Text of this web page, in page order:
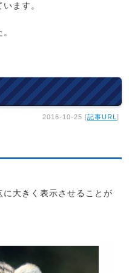
ます。
2016-10-25 [記事URL ]
大きく表示させることが